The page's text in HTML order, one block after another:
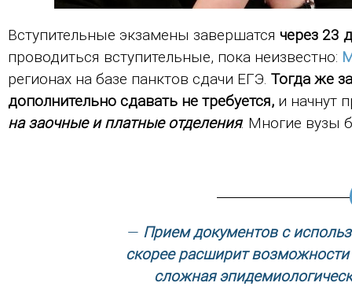
Вступительные экзамены завершатся через 23
проводиться вступительные, пока неизвестно:
регионах на базе панктов сдачи ЕГЭ. Тогда же
дополнительно сдавать не требуется, и начнут
на заочные и платные отделения. Многие вузы
— Прием документов с
скорее расширит
сложная